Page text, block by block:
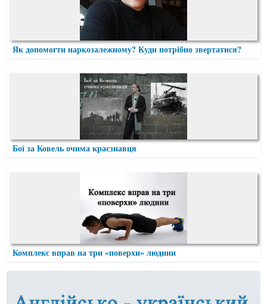
Як допомогти наркозалежному? Куди потрібно звертатися?
Бої за Ковель очима краєзнавця
Комплекс вправ на три «поверхи» людини